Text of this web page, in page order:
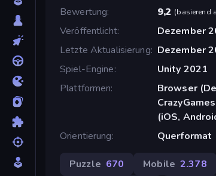
Bewertung
9,2 (basierend
Veröffentlicht
Dezember
Letzte Aktualisierung Dezember
Spiel-Engine
Unity 2021
Plattformen
Browser
(iOS,
Orientierung
Querformat
Puzzle 670 Mobile 2.378